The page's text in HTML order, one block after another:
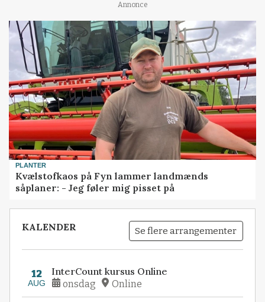
Annonce
PLANTER
Kvælstofkaos på Fyn lammer landmænds
såplaner: - Jeg føler mig pisset på
KALENDER Se flere arrangementer
12
AUG
InterCount kursus Online
onsdag Online